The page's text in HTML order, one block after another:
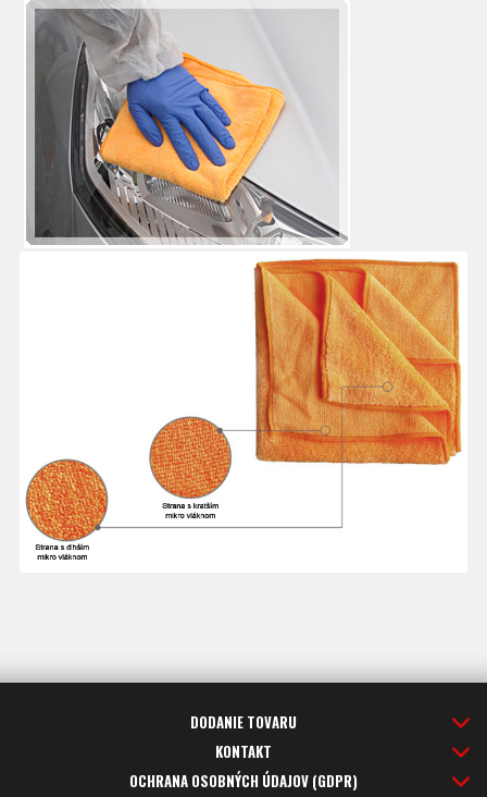
DODANIE TOVARU
KONTAKT
OCHRANA OSOBNÝCH ÚDAJOV (GDPR)